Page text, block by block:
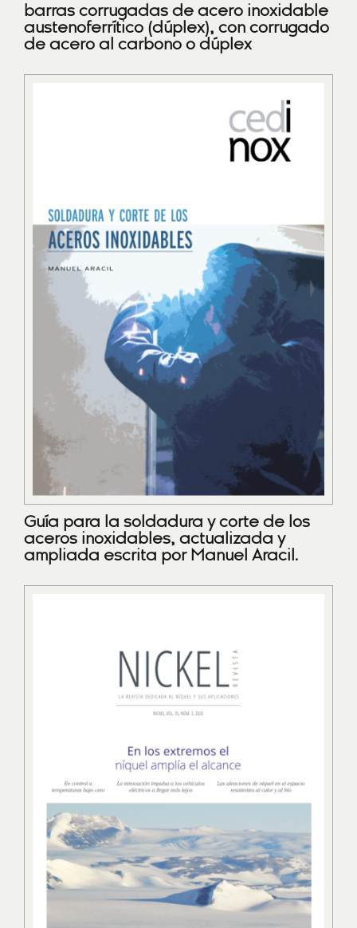
barras corrugadas de acero inoxidable
austenoferrítico (dúplex), con corrugado
de acero al carbono o dúplex
Guía para la soldadura y corte de los
aceros inoxidables, actualizada y
ampliada escrita por Manuel Aracil.